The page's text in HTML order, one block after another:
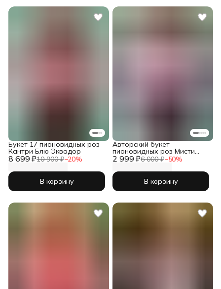
8 699 ₽10 900 ₽−20%
Букет 17 пионовидных роз
Кантри Блю Эквадор
В корзину
2 999 ₽6 000 ₽−50%
Авторский букет
пионовидных роз Мисти
Баблс с гортензией
В корзину